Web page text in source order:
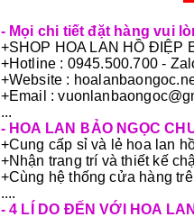
- Mọi chi tiết đặt hàng vui
+SHOP HOA LAN HỒ ĐIỆP
+Hotline : 0945.500.700 -
+Website :
+Email :
...
- HOA LAN BẢO NGỌC
+Cung cấp sỉ và lẻ hoa lan
+Nhận trang trí và thiết kế
+Cùng hệ thống cửa hàng
....
- 4 LÍ DO ĐẾN VỚI HOA